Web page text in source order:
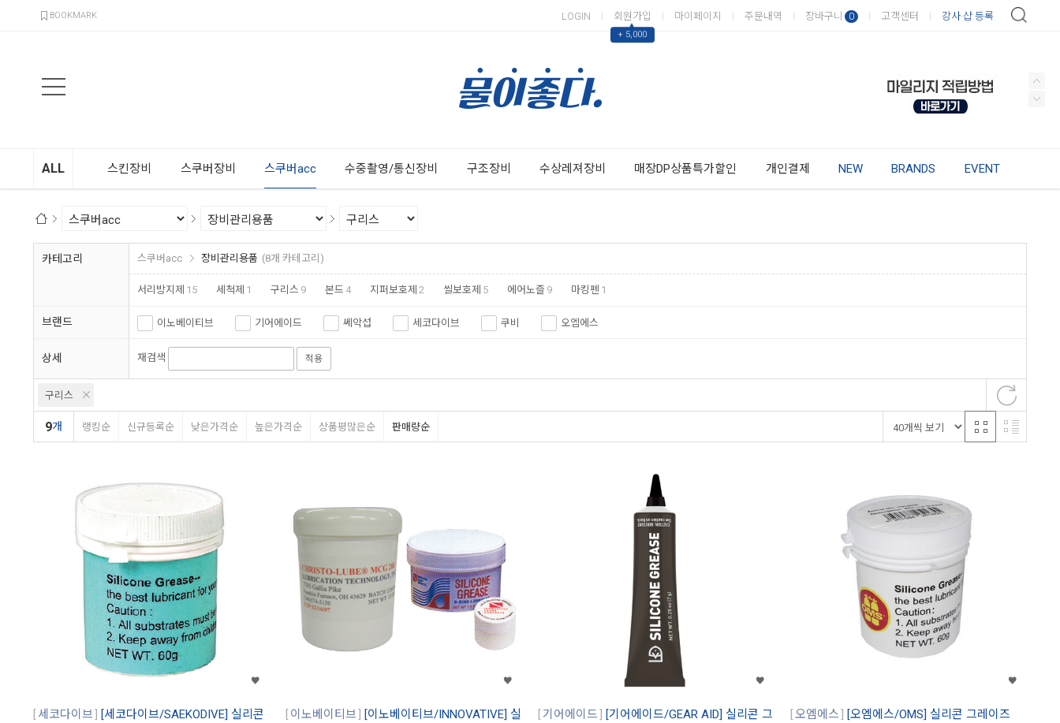
BOOKMARK LOGIN 회원가입
▲
+ 5,000
마이페이지 주문내역 장바구니 0 고객센터 강사·샵 등록
ALL 스킨장비 스쿠버장비 스쿠버acc 수중촬영/통신장비 구조장비 수상레져장비 매장DP상품특가할인 개인결제 NEW BRANDS EVENT
카테고리 스쿠버acc 장비관리용품 (8개 카테고리)
서리방지제 15 세척제 1 구리스 9 본드 4 지퍼보호제 2 씰보호제 5 에어노즐 9 마킹펜 1
브랜드 이노베이티브 기어에이드 쎄악섭 세코다이브 쿠비 오엠에스
상세 재검색 적용
구리스
9개 랭킹순 신규등록순 낮은가격순 높은가격순 상품평많은순 판매량순
세코다이브
[세코다이브/SAEKODIVE] 실리콘
이노베이티브
[이노베이티브/INNOVATIVE] 실
기어에이드
[기어에이드/GEAR AID] 실리콘 그
오엠에스 [오엠에스/OMS] 실리콘 그레이즈